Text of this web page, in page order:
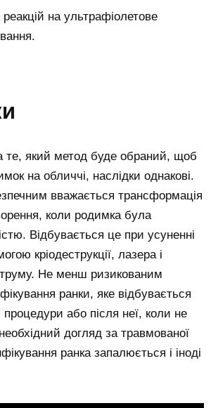
реакцій на ультрафіолетове
те, який метод буде обраний, щоб
на обличчі, наслідки однакові.
вважається трансформація
коли родимка була
Відбувається це при усуненні
кріодеструкції, лазера і
Не менш ризикованим
ранки, яке відбувається
процедури або після неї, коли не
догляд за травмованої
ранка запалюється і іноді